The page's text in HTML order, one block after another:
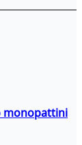
monopattini